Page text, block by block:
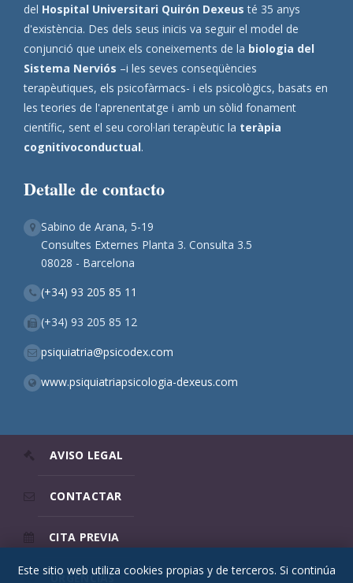
del Hospital Universitari Quirón Dexeus té 35 anys
d'existència. Des dels seus inicis va seguir el model de
conjunció que uneix els coneixements de la biologia del
Sistema Nerviós –i les seves conseqüències
terapèutiques, els psicofàrmacs- i els psicològics, basats en
les teories de l'aprenentatge i amb un sòlid fonament
científic, sent el seu corol·lari terapèutic la teràpia
cognitivoconductual.
Detalle de contacto
Sabino de Arana, 5-19
Consultes Externes Planta 3. Consulta 3.5
08028 - Barcelona
(+34) 93 205 85 11
(+34) 93 205 85 12
psiquiatria@psicodex.com
www.psiquiatriapsicologia-dexeus.com
AVISO LEGAL
CONTACTAR
CITA PREVIA
URGENCIAS
Este sitio web utiliza cookies propias y de terceros. Si continúa